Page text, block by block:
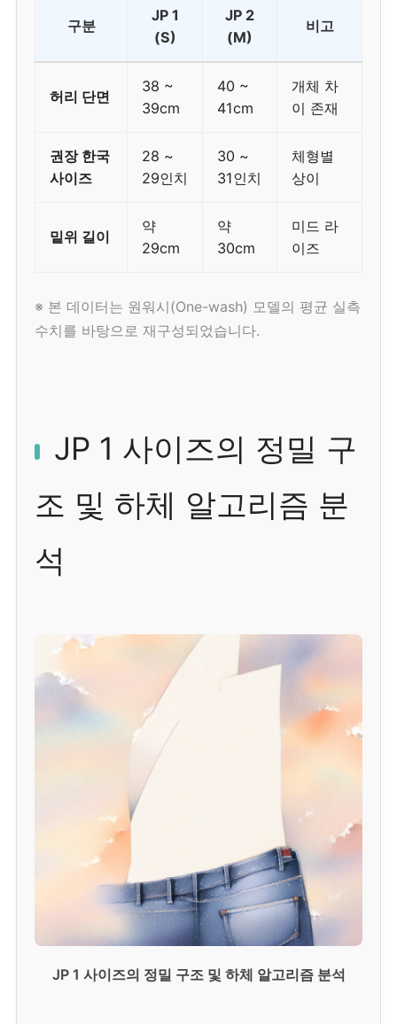
구분
JP 1
(S)
JP 2
(M)
비고
허리 단면
38 ~
39cm
40 ~
41cm
개체 차
이 존재
권장 한국
사이즈
28 ~
29인치
30 ~
31인치
체형별
상이
밑위 길이
약
29cm
약
30cm
미드 라
이즈
※ 본 데이터는 원워시(One-wash) 모델의 평균 실측
수치를 바탕으로 재구성되었습니다.
JP 1 사이즈의 정밀 구
조 및 하체 알고리즘 분
석
JP 1 사이즈의 정밀 구조 및 하체 알고리즘 분석